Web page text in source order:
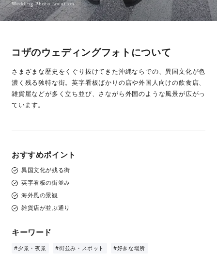
Wedding Photo Location
コザのウェディングフォトについて
さまざまな歴史をくぐり抜けてきた沖縄ならでの、異国文化が色
濃く残る独特な街。英字看板ばかりの店や外国人向けの飲食店、
雑貨屋などが多く立ち並び、さながら外国のような風景が広がっ
ています。
おすすめポイント
異国文化が残る街
英字看板の街並み
海外風の景観
雑貨店が並ぶ通り
キーワード
#夕景・夜景 #街並み・スポット #好きな場所